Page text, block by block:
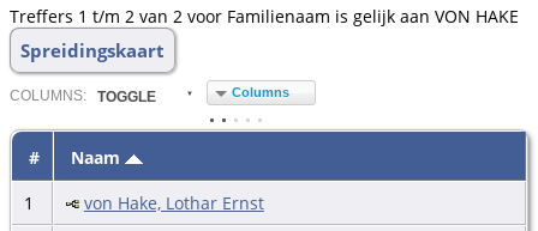
Treffers 1 t/m 2 van 2 voor Familienaam is gelijk aan VON HAKE
Spreidingskaart
COLUMN S: TOGGLE Columns
#
Naam
1
von Hake, Lothar Ernst